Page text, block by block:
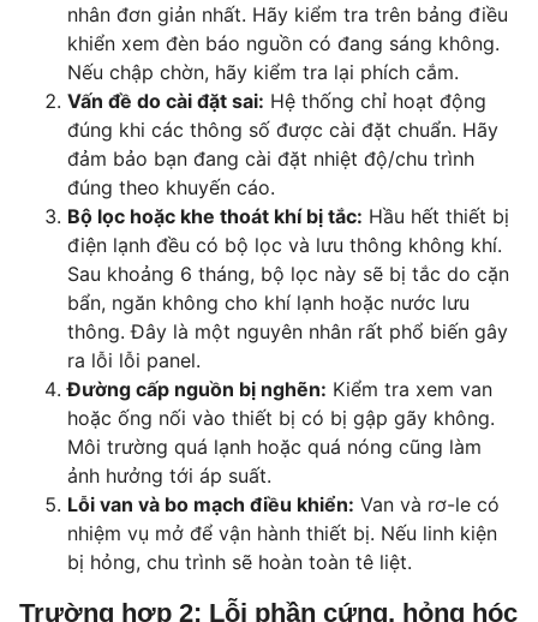
nhân đơn giản nhất. Hãy kiểm tra trên bảng điều
khiển xem đèn báo nguồn có đang sáng không.
Nếu chập chờn, hãy kiểm tra lại phích cắm.
Vấn đề do cài đặt sai: Hệ thống chỉ hoạt động
đúng khi các thông số được cài đặt chuẩn. Hãy
đảm bảo bạn đang cài đặt nhiệt độ/chu trình
đúng theo khuyến cáo.
Bộ lọc hoặc khe thoát khí bị tắc: Hầu hết thiết bị
điện lạnh đều có bộ lọc và lưu thông không khí.
Sau khoảng 6 tháng, bộ lọc này sẽ bị tắc do cặn
bẩn, ngăn không cho khí lạnh hoặc nước lưu
thông. Đây là một nguyên nhân rất phổ biến gây
ra lỗi lỗi panel.
Đường cấp nguồn bị nghẽn: Kiểm tra xem van
hoặc ống nối vào thiết bị có bị gập gãy không.
Môi trường quá lạnh hoặc quá nóng cũng làm
ảnh hưởng tới áp suất.
Lỗi van và bo mạch điều khiển: Van và rơ-le có
nhiệm vụ mở để vận hành thiết bị. Nếu linh kiện
bị hỏng, chu trình sẽ hoàn toàn tê liệt.
Trường hợp 2: Lỗi phần cứng, hỏng hóc